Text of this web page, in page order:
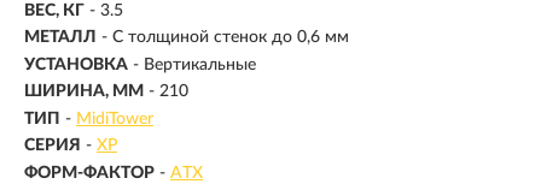
ВЕС, КГ - 3.5
МЕТАЛЛ - С толщиной стенок до 0,6 мм
УСТАНОВКА - Вертикальные
ШИРИНА, ММ - 210
ТИП - MidiTower
СЕРИЯ - XP
ФОРМ-ФАКТОР - ATX